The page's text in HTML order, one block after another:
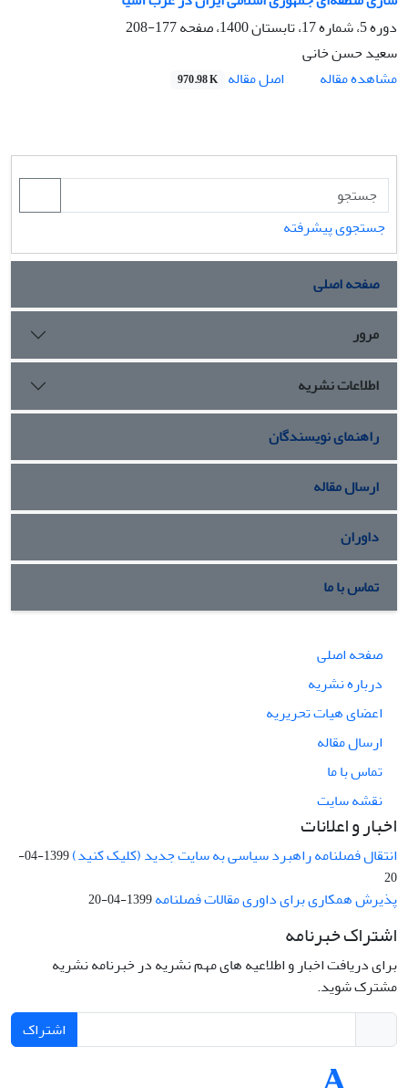
دوره 5، شماره 17، تابستان 1400، صفحه
177-208
سعید حسن خانی
مشاهده مقاله
اصل مقاله 970.98 K
جستجوی پیشرفته
صفحه اصلی
مرور
اطلاعات نشریه
راهنمای نویسندگان
ارسال مقاله
داوران
تماس با ما
صفحه اصلی
درباره نشریه
اعضای هیات تحریریه
ارسال مقاله
تماس با ما
نقشه سایت
اخبار و اعلانات
انتقال فصلنامه راهبرد سیاسی به سایت جدید (کلیک کنید)
1399-04-
20
پذیرش همکاری برای داوری مقالات فصلنامه1399-04-20
اشتراک خبرنامه
برای دریافت اخبار و اطلاعیه های مهم نشریه در خبرنامه نشریه
مشترک شوید.
اشتراک